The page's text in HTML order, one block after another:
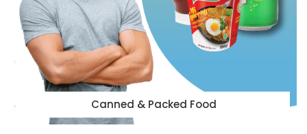
Canned & Packed Food